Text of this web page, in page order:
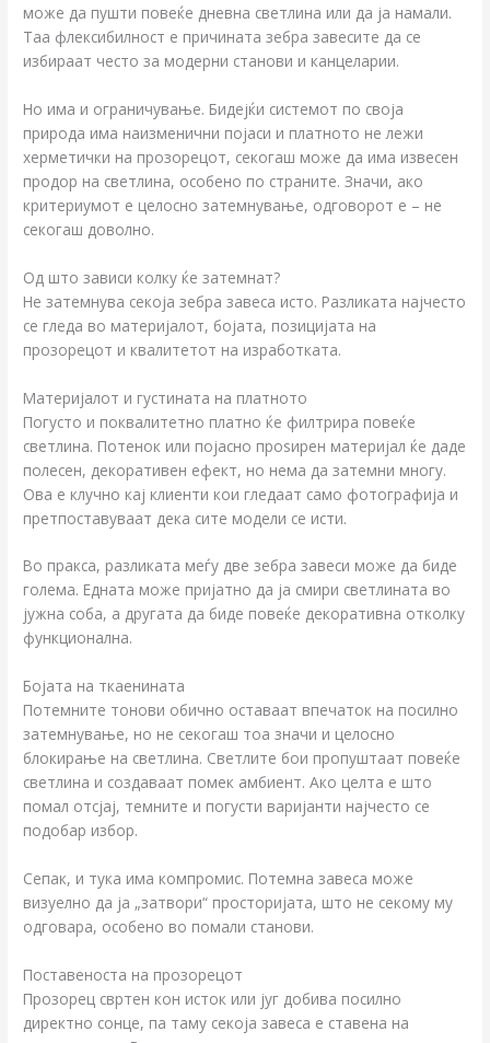
може да пушти повеќе дневна светлина или да ја намали.
Таа флексибилност е причината зебра завесите да се
избираат често за модерни станови и канцеларии.
Но има и ограничување. Бидејќи системот по своја
природа има наизменични појаси и платното не лежи
херметички на прозорецот, секогаш може да има извесен
продор на светлина, особено по страните. Значи, ако
критериумот е целосно затемнување, одговорот е – не
секогаш доволно.
Од што зависи колку ќе затемнат?
Не затемнува секоја зебра завеса исто. Разликата најчесто
се гледа во материјалот, бојата, позицијата на
прозорецот и квалитетот на изработката.
Материјалот и густината на платното
Погусто и поквалитетно платно ќе филтрира повеќе
светлина. Потенок или појасно проѕирен материјал ќе даде
полесен, декоративен ефект, но нема да затемни многу.
Ова е клучно кај клиенти кои гледаат само фотографија и
претпоставуваат дека сите модели се исти.
Во пракса, разликата меѓу две зебра завеси може да биде
голема. Едната може пријатно да ја смири светлината во
јужна соба, а другата да биде повеќе декоративна отколку
функционална.
Бојата на ткаенината
Потемните тонови обично оставаат впечаток на посилно
затемнување, но не секогаш тоа значи и целосно
блокирање на светлина. Светлите бои пропуштаат повеќе
светлина и создаваат помек амбиент. Ако целта е што
помал отсјај, темните и погусти варијанти најчесто се
подобар избор.
Сепак, и тука има компромис. Потемна завеса може
визуелно да ја „затвори“ просторијата, што не секому му
одговара, особено во помали станови.
Поставеноста на прозорецот
Прозорец свртен кон исток или југ добива посилно
директно сонце, па таму секоја завеса е ставена на